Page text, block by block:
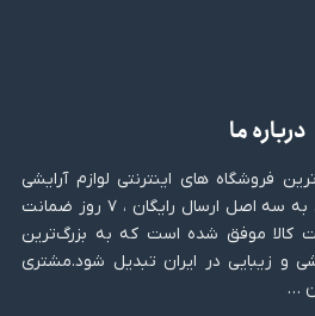
درباره ما
فروشگاه های اینترنتی لوازم آرایشی
بهداشتی و زیبایی با پایبندی به سه اصل ارسال رایگان ، ۷ روز ضمانت
کالا موفق شده است که به بزرگ‌ترین
و زیبایی در ایران تبدیل شود.مشتری
…